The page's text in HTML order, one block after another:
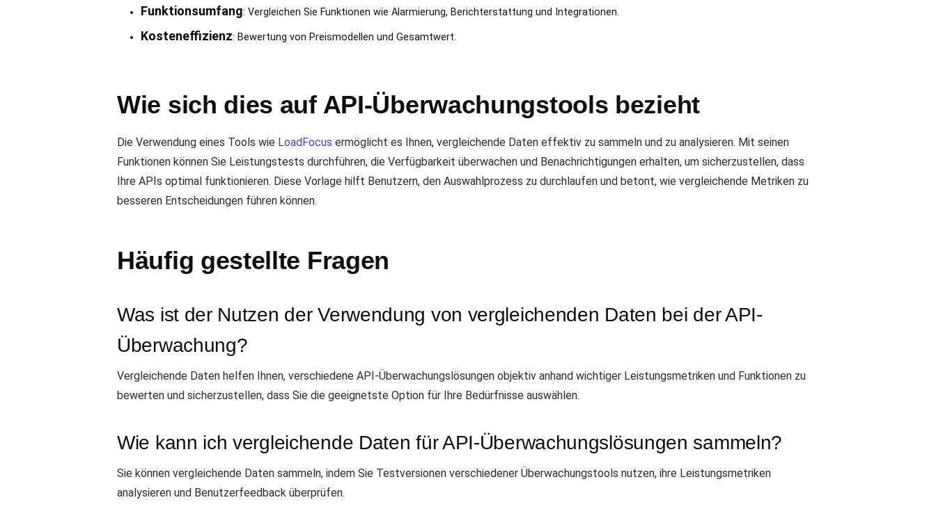
Funktionsumfang: Vergleichen Sie Funktionen wie Alarmierung, Berichterstattung und Integrationen.
Kosteneffizienz: Bewertung von Preismodellen und Gesamtwert.
Wie sich dies auf API-Überwachungstools bezieht
Die Verwendung eines Tools wie LoadFocus ermöglicht es Ihnen, vergleichende Daten effektiv zu sammeln und zu analysieren. Mit seinen
Funktionen können Sie Leistungstests durchführen, die Verfügbarkeit überwachen und Benachrichtigungen erhalten, um sicherzustellen, dass
Ihre APIs optimal funktionieren. Diese Vorlage hilft Benutzern, den Auswahlprozess zu durchlaufen und betont, wie vergleichende Metriken zu
besseren Entscheidungen führen können.
Häufig gestellte Fragen
Was ist der Nutzen der Verwendung von vergleichenden Daten bei der API-
Überwachung?
Vergleichende Daten helfen Ihnen, verschiedene API-Überwachungslösungen objektiv anhand wichtiger Leistungsmetriken und Funktionen zu
bewerten und sicherzustellen, dass Sie die geeignetste Option für Ihre Bedürfnisse auswählen.
Wie kann ich vergleichende Daten für API-Überwachungslösungen sammeln?
Sie können vergleichende Daten sammeln, indem Sie Testversionen verschiedener Überwachungstools nutzen, ihre Leistungsmetriken
analysieren und Benutzerfeedback überprüfen.